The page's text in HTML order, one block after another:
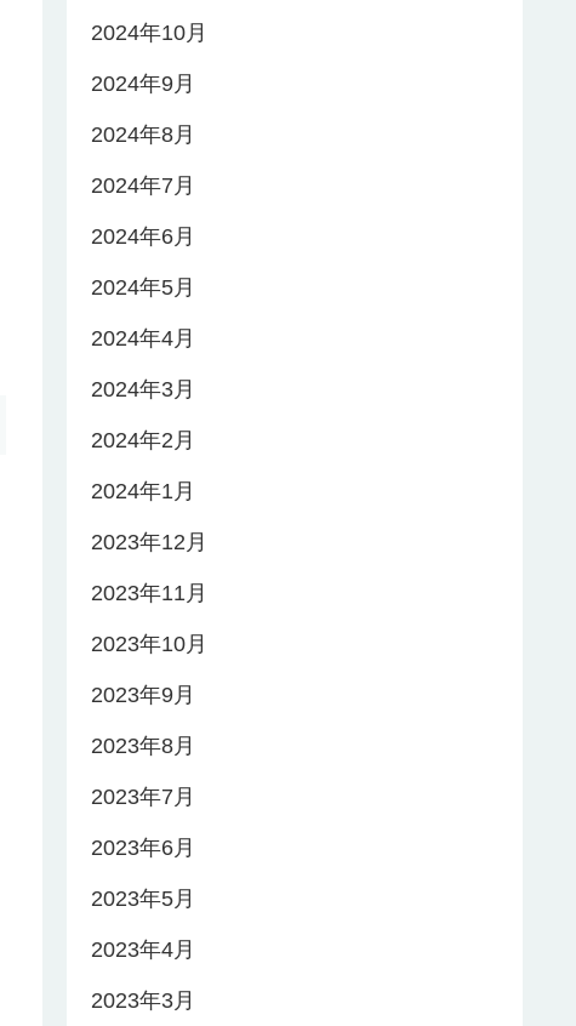
2024年10月
2024年9月
2024年8月
2024年7月
2024年6月
2024年5月
2024年4月
2024年3月
2024年2月
2024年1月
2023年12月
2023年11月
2023年10月
2023年9月
2023年8月
2023年7月
2023年6月
2023年5月
2023年4月
2023年3月